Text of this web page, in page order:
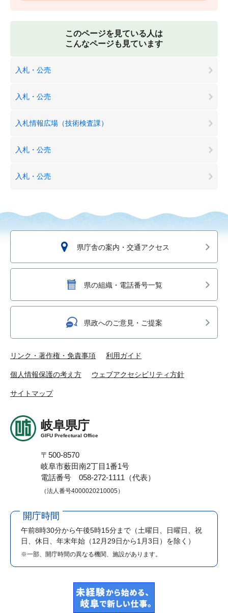
このページを見ている人は
こんなページも見ています
入札・公売
入札・公売
入札情報広場（技術検査課）
入札・公売
入札・公売
県庁舎の案内・交通アクセス
県の組織・電話番号一覧
県政へのご意見・ご提案
リンク・著作権・免責事項 利用ガイド
個人情報保護の考え方 ウェブアクセシビリティ方針
サイトマップ
岐阜県庁
GIFU Prefectural Office
〒500-8570
岐阜市薮田南2丁目1番1号
電話番号 058-272-1111（代表）
（法人番号4000020210005）
開庁時間
午前8時30分から午後5時15分まで （土曜日、日曜日、祝
日、休日、年末年始（12月29日から1月3日）を除く）
※一部、開庁時間の異なる機関、施設があります。